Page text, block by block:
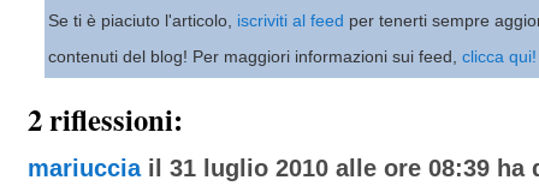
Se ti è piaciuto l'articolo, iscriviti al feed per tenerti sempre
contenuti del blog! Per maggiori informazioni sui feed, clicca qui!
2 riflessioni:
mariucciail 31 luglio 2010 alle ore 08:39 ha